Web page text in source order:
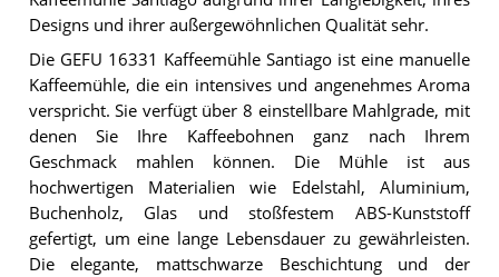
Designs und ihrer außergewöhnlichen Qualität sehr.
Die GEFU 16331 Kaffeemühle Santiago ist eine manuelle
Kaffeemühle, die ein intensives und angenehmes Aroma
verspricht. Sie verfügt über 8 einstellbare Mahlgrade, mit
denen Sie Ihre Kaffeebohnen ganz nach Ihrem
Geschmack mahlen können. Die Mühle ist aus
hochwertigen Materialien wie Edelstahl, Aluminium,
Buchenholz, Glas und stoßfestem ABS-Kunststoff
gefertigt, um eine lange Lebensdauer zu gewährleisten.
Die elegante, mattschwarze Beschichtung und der